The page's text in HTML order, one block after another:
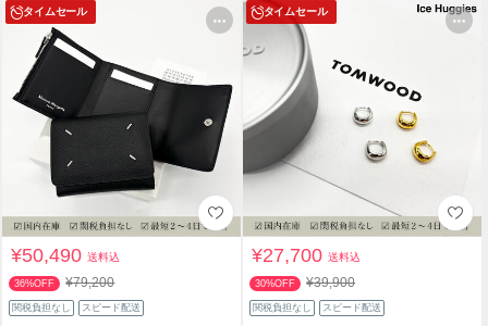
タイムセール
¥50,490送料込
36%OFF ¥79,200
関税負担なし スピード配送
タイムセール
¥27,700送料込
30%OFF ¥39,900
関税負担なし スピード配送